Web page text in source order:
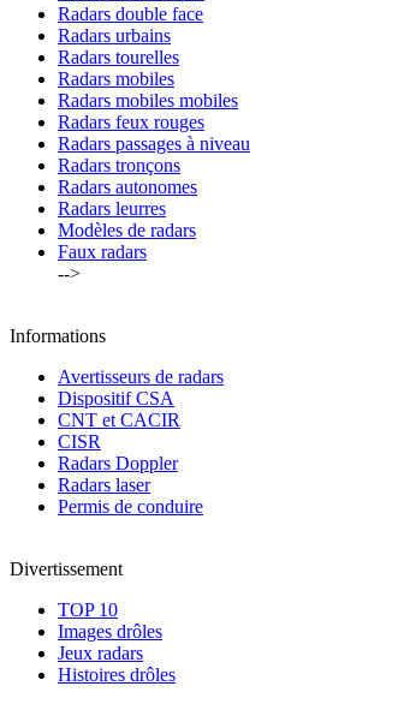
Radars double face
Radars urbains
Radars tourelles
Radars mobiles
Radars mobiles mobiles
Radars feux rouges
Radars passages à niveau
Radars tronçons
Radars autonomes
Radars leurres
Modèles de radars
Faux radars
-->
Informations
Avertisseurs de radars
Dispositif CSA
CNT et CACIR
CISR
Radars Doppler
Radars laser
Permis de conduire
Divertissement
TOP 10
Images drôles
Jeux radars
Histoires drôles